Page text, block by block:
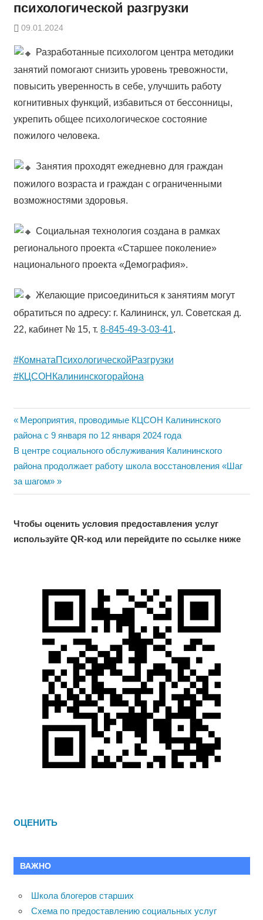
психологической разгрузки
09.01.2024
Разработанные психологом центра методики
занятий помогают снизить уровень тревожности,
повысить уверенность в себе, улучшить работу
когнитивных функций, избавиться от бессонницы,
укрепить общее психологическое состояние
пожилого человека.
Занятия проходят ежедневно для граждан
пожилого возраста и граждан с ограниченными
возможностями здоровья.
Социальная технология создана в рамках
регионального проекта «Старшее поколение»
национального проекта «Демография».
Желающие присоединиться к занятиям могут
обратиться по адресу: г. Калининск, ул. Советская д.
22, кабинет № 15, т. 8-845-49-3-03-41.
#КомнатаПсихологическойРазгрузки
#КЦСОНКалининскогорайона
Навигация
по
записям
Previous
Post:
Мероприятия, проводимые КЦСОН Калининского
района с 9 января по 12 января 2024 года
Next
Post:
В центре социального обслуживания Калининского
района продолжает работу школа восстановления «Шаг
за шагом»
Чтобы оценить условия предоставления услуг
используйте QR-код или перейдите по ссылке ниже
ОЦЕНИТЬ
ВАЖНО
Школа блогеров старших
Схема по предоставлению социальных услуг